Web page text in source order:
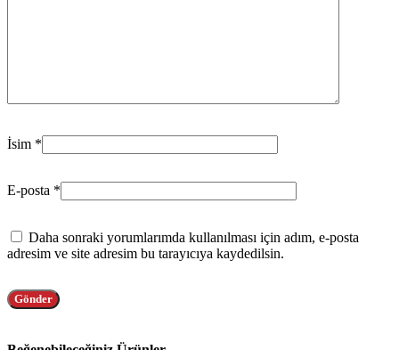
İsim *
E-posta *
Daha sonraki yorumlarımda kullanılması için adım, e-posta
adresim ve site adresim bu tarayıcıya kaydedilsin.